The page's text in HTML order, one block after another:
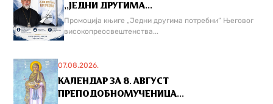
,,ЈЕДНИ ДРУГИМА...
Промоција књиге „Једни другима потребни“ Његовог
високопреосвештенства...
07.08.2026.
КАЛЕНДАР ЗА 8. АВГУСТ
ПРЕПОДОБНОМУЧЕНИЦА...